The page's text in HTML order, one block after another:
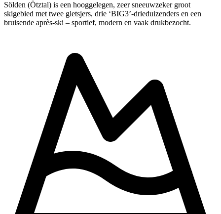
Sölden (Ötztal) is een hooggelegen, zeer sneeuwzeker groot
skigebied met twee gletsjers, drie ‘BIG3’-drieduizenders en een
bruisende après-ski – sportief, modern en vaak drukbezocht.